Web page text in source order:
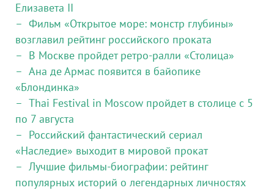
Елизавета II
Фильм «Открытое море: монстр глубины»
возглавил рейтинг российского проката
В Москве пройдет ретро-ралли «Столица»
Ана де Армас появится в байопике
«Блондинка»
Thai Festival in Moscow пройдет в столице с 5
по 7 августа
Российский фантастический сериал
«Наследие» выходит в мировой прокат
Лучшие фильмы-биографии: рейтинг
популярных историй о легендарных личностях